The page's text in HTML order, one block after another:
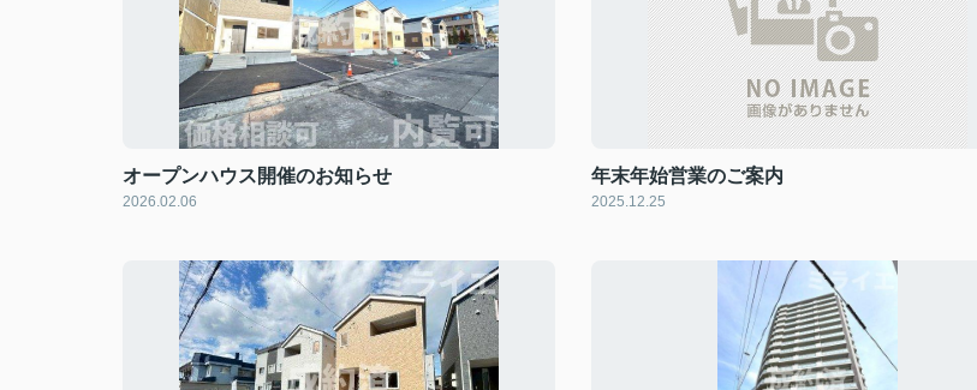
オープンハウス開催のお知らせ
2026.02.06
年末年始営業のご案内
2025.12.25